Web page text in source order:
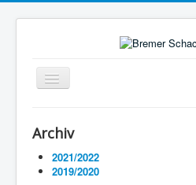
Navigation
an/aus
Termine
Archiv
2021/2022
2019/2020